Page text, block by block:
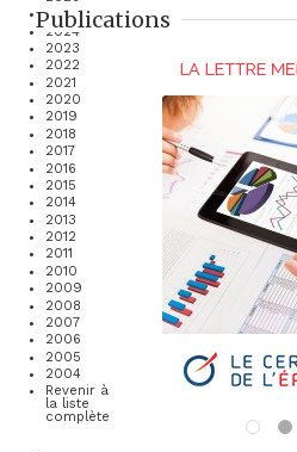
2025
2024
2023
2022
2021
2020
2019
2018
2017
2016
2015
2014
2013
2012
2011
2010
2009
2008
2007
2006
2005
2004
Revenir à
la liste
complète
Publications